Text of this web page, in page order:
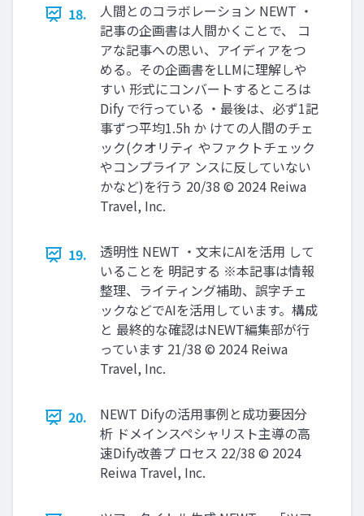
18.
人間とのコラボレーション NEWT ・
記事の企画書は人間かくことで、 コ
アな記事への思い、アイディアをつ
める。その企画書をLLMに理解しや
すい 形式にコンバートするところは
Dify で行っている ・最後は、必ず1記
事ずつ平均1.5h か けての人間のチェ
ック(クオリティ やファクトチェック
やコンプライア ンスに反していない
かなど)を行う 20/38 © 2024 Reiwa
Travel, Inc.
19.
透明性 NEWT ・文末にAIを活用 して
いることを 明記する ※本記事は情報
整理、ライティング補助、誤字チェ
ックなどでAIを活用しています。構成
と 最終的な確認はNEWT編集部が行
っています 21/38 © 2024 Reiwa
Travel, Inc.
20.
NEWT Difyの活用事例と成功要因分
析 ドメインスペシャリスト主導の高
速Dify改善プ ロセス 22/38 © 2024
Reiwa Travel, Inc.